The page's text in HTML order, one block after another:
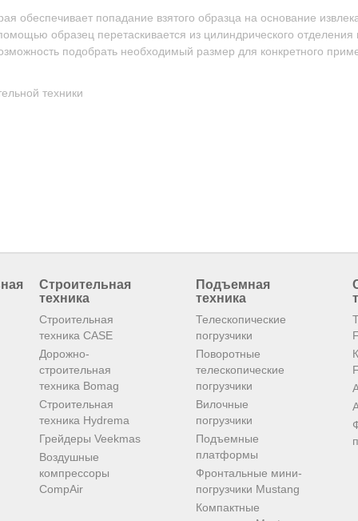
обеспечивает попадание взятого образца на основание
образец перетаскивается из цилиндрического отделения
подобрать необходимый размер для конкретного
техники
Строительная
техника
Строительная
техника CASE
Дорожно-
строительная
техника Bomag
Строительная
техника Hydrema
Грейдеры Veekmas
Воздушные
компрессоры
CompAir
Подъемная
техника
Телескопические
погрузчики
Поворотные
телескопические
погрузчики
Вилочные
погрузчики
Подъемные
платформы
Фронтальные мини-
погрузчики Mustang
Компактные